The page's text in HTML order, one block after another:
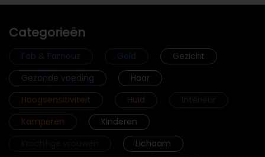
Categorieën
Fab & Famouz Geld
Gezicht
Gezonde voeding
Haar
Hoogsensitiviteit
Huid
Interieur
Kamperen
Kinderen
Lichaam